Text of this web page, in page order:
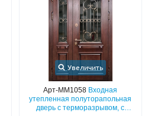
Увеличить
Арт-ММ1058 Входная
утепленная полуторапольная
дверь с терморазрывом, с